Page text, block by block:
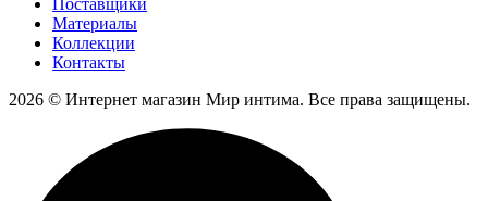
Материалы
Коллекции
Контакты
2026 © Интернет магазин Мир интима. Все права защищены.